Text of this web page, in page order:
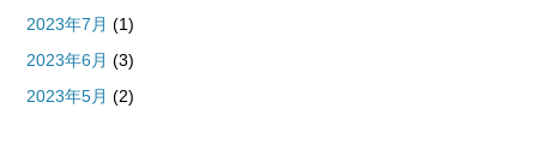
2023年7月 (1)
2023年6月 (3)
2023年5月 (2)